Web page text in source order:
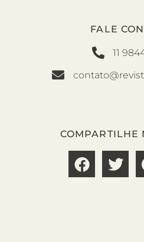
FALE
11
COMPARTILHE